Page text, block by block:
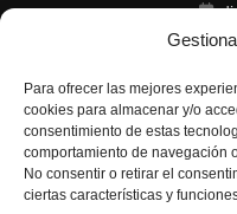
Para ofrecer las mejores
cookies para almacenar y/o
consentimiento de estas
comportamiento de navegación
No consentir o retirar el
ciertas características y